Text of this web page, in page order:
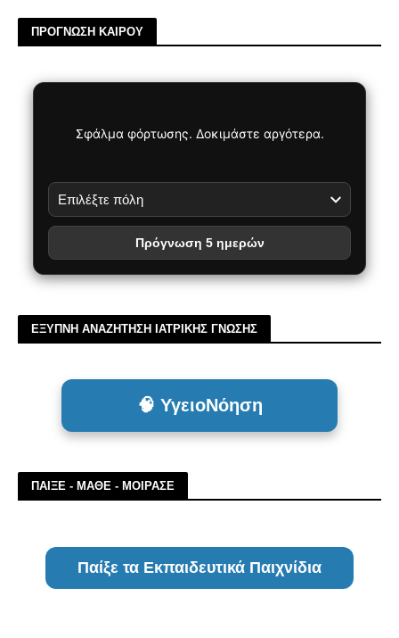
ΠΡΟΓΝΩΣΗ ΚΑΙΡΟΥ
Σφάλμα φόρτωσης. Δοκιμάστε αργότερα.
Πρόγνωση 5 ημερών
ΕΞΥΠΝΗ ΑΝΑΖΗΤΗΣΗ ΙΑΤΡΙΚΗΣ ΓΝΩΣΗΣ
🧠 ΥγειοΝόηση
ΠΑΙΞΕ - ΜΑΘΕ - ΜΟΙΡΑΣΕ
Παίξε τα Εκπαιδευτικά Παιχνίδια